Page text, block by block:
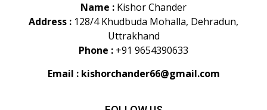
Name : Kishor Chander
Address : 128/4 Khudbuda Mohalla, Dehradun,
Uttrakhand
Phone : +91 9654390633
Email : kishorchander66@gmail.com